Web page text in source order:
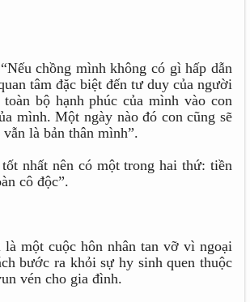
chồng mình không có gì hấp dẫn
tâm đặc biệt đến tư duy của người
bộ hạnh phúc của mình vào con
mình. Một ngày nào đó con cũng sẽ
là bản thân mình”.
nhất nên có một trong hai thứ: tiền
cô độc”.
một cuộc hôn nhân tan vỡ vì ngoại
bước ra khỏi sự hy sinh quen thuộc
vén cho gia đình.